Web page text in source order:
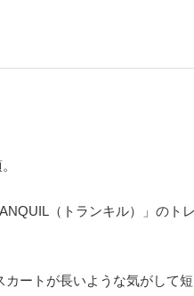
（トランキル）」のト
カートが長いような気がして